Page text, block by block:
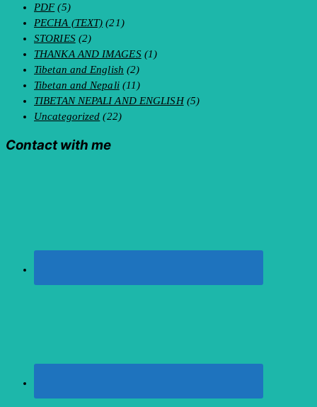
PDF(5)
PECHA (TEXT) (21)
STORIES(2)
THANKA AND IMAGES(1)
Tibetan and English (2)
Tibetan and Nepali(11)
TIBETAN NEPALI AND ENGLISH(5)
Uncategorized (22)
Contact with me